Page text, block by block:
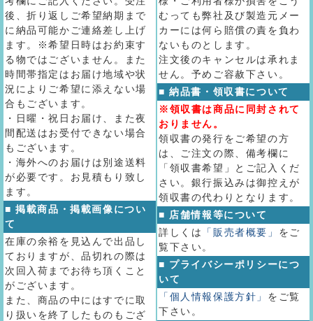
後、折り返しご希望納期まで
に納品可能かご連絡差し上げ
ます。※希望日時はお約束す
る物ではございません。また
時間帯指定はお届け地域や状
況によりご希望に添えない場
合もございます。
・日曜・祝日お届け、また夜
間配送はお受付できない場合
もございます。
・海外へのお届けは別途送料
が必要です。お見積もり致し
ます。
■ 掲載商品・掲載画像につい
て
在庫の余裕を見込んで出品し
ておりますが、品切れの際は
次回入荷までお待ち頂くこと
がございます。
また、商品の中にはすでに取
り扱いを終了したものもござ
むっても弊社及び製造元メー
カーには何ら賠償の責を負わ
ないものとします。
注文後のキャンセルは承れま
せん。予めご容赦下さい。
■ 納品書・領収書について
※領収書は商品に同封されて
おりません。
領収書の発行をご希望の方
は、ご注文の際、備考欄に
「領収書希望」とご記入くだ
さい。銀行振込みは御控えが
領収書の代わりとなります。
■ 店舗情報等について
詳しくは
「販売者概要」 をご
覧下さい。
■ プライバシーポリシーにつ
いて
「個人情報保護方針」 をご覧
下さい。